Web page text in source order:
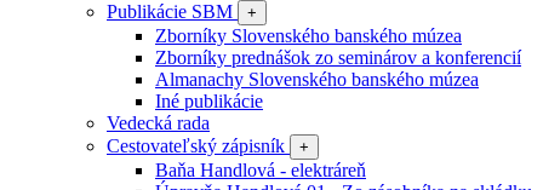
Publikácie SBM
+
Zborníky Slovenského banského múzea
Zborníky prednášok zo seminárov a konferencií
Almanachy Slovenského banského múzea
Iné publikácie
Vedecká rada
Cestovateľský zápisník
+
Baňa Handlová - elektráreň